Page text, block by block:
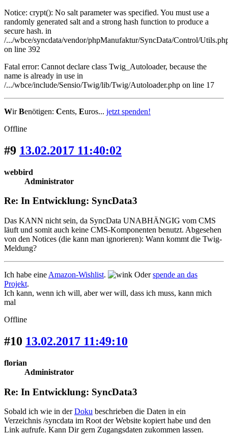
Notice: crypt(): No salt parameter was specified. You must use a
randomly generated salt and a strong hash function to produce a
secure hash. in
/.../wbce/syncdata/vendor/phpManufaktur/SyncData/Control/
on line 392
Fatal error: Cannot declare class Twig_Autoloader, because the
name is already in use in
/.../wbce/include/Sensio/Twig/lib/Twig/Autoloader.php on line 17
WirBenötigen: Cents, Euros... jetzt spenden!
Offline
#9 13.02.2017 11:40:02
webbird
Administrator
Re: In Entwicklung: SyncData3
Das KANN nicht sein, da SyncData UNABHÄNGIG vom CMS
läuft und somit auch keine CMS-Komponenten benutzt. Abgesehen
von den Notices (die kann man ignorieren): Wann kommt die Twig-
Meldung?
Ich habe eine Amazon-Wishlist. Oderspende an das
Projekt.
Ich kann, wenn ich will, aber wer will, dass ich muss, kann mich
mal
Offline
#10 13.02.2017 11:49:10
florian
Administrator
Re: In Entwicklung: SyncData3
Sobald ich wie in derDoku beschrieben die Daten in ein
Verzeichnis /syncdata im Root der Website kopiert habe und den
Link aufrufe. Kann Dir gern Zugangsdaten zukommen lassen.